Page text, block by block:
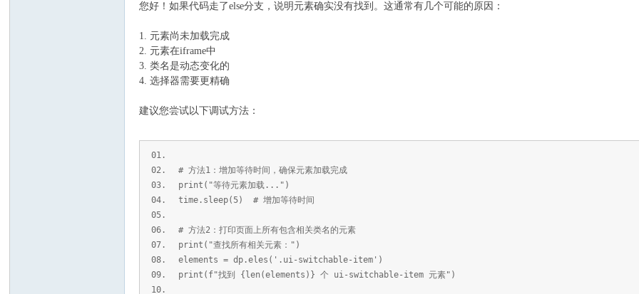
您好！如果代码走了else分支，说明元素确实没有找到。这通常有几个可能的原因：
1. 元素尚未加载完成
2. 元素在iframe中
3. 类名是动态变化的
4. 选择器需要更精确
建议您尝试以下调试方法：
# 方法1：增加等待时间，确保元素加载完成
print("等待元素加载...")
time.sleep(5) # 增加等待时间
# 方法2：打印页面上所有包含相关类名的元素
print("查找所有相关元素：")
elements = dp.eles('.ui-switchable-item')
print(f"找到 {len(elements)} 个 ui-switchable-item 元素")